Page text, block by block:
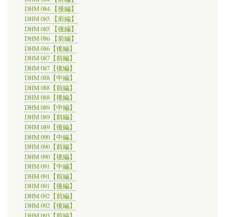
DHM 084 【後編】
DHM 085 【前編】
DHM 085 【後編】
DHM 086 【前編】
DHM 086【後編】
DHM 087【前編】
DHM 087【後編】
DHM 088【中編】
DHM 088【前編】
DHM 088【後編】
DHM 089【中編】
DHM 089【前編】
DHM 089【後編】
DHM 090【中編】
DHM 090【前編】
DHM 090【後編】
DHM 091【中編】
DHM 091【前編】
DHM 091【後編】
DHM 092【前編】
DHM 092【後編】